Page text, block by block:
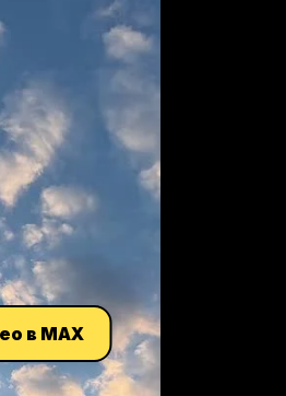
в MAX